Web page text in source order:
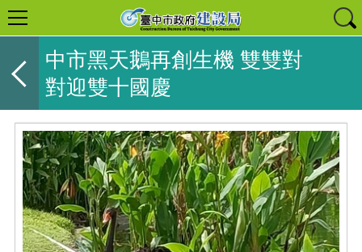
中市黑天鵝再創生機 雙雙對
對迎雙十國慶